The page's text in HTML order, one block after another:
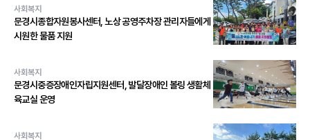
사회복지
문경시종합자원봉사센터, 노상 공영주차장 관리자들에게
시원한 물품 지원
사회복지
문경시중증장애인자립지원센터, 발달장애인 볼링 생활체
육교실 운영
사회복지